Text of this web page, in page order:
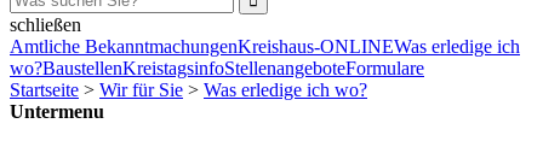
schließen
Amtliche BekanntmachungenKreishaus-ONLINEWas erledige ich
wo?BaustellenKreistagsinfoStellenangeboteFormulare
Startseite > Wir für Sie > Was erledige ich wo?
Untermenu